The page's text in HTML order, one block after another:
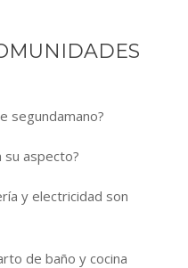
segundamano?
su aspecto?
y electricidad son
de baño y cocina